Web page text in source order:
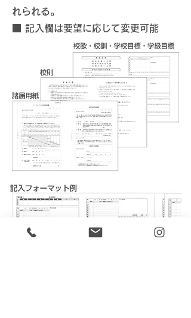
れられる。
■ 記入欄は要望に応じて変更可能